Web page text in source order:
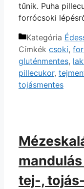
tűnik. Puha
forrócsoki
Kategória
Címkék csoki,
gluténmentes,
pillecukor,
tojásmentes
tej-,